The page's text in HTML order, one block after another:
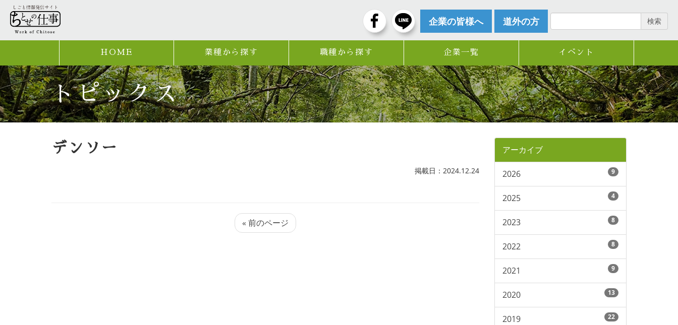
企業の皆様へ 道外の方 検索
HOME 業種から探す 職種から探す 企業一覧 イベント
トピックス
デンソー
掲載日：2024.12.24
« 前のページ
アーカイブ
2026 9
2025 4
2023 8
2022 8
2021 9
2020 13
2019 22